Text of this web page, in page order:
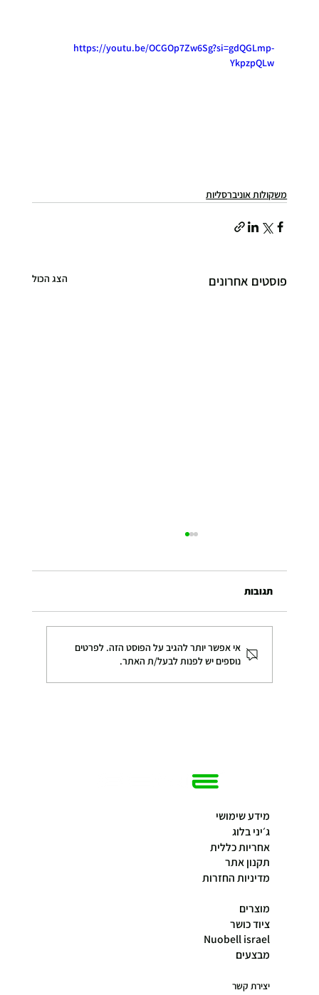
https://youtu.be/OCGOp7Zw6Sg?si=gdQGLmp-
YkpzpQLw
משקולות אוניברסליות
פוסטים אחרונים הצג הכול
היתרונות של משקולות מתכווננות באימון
תגובות
אי אפשר יותר להגיב על הפוסט הזה. לפרטים
נוספים יש לפנות לבעל/ת האתר.
מידע שימושי
ג׳יני בלוג
אחריות כללית
תקנון אתר
מדיניות החזרות
מוצרים
ציוד כושר
Nuobell israel
מבצעים
יצירת קשר